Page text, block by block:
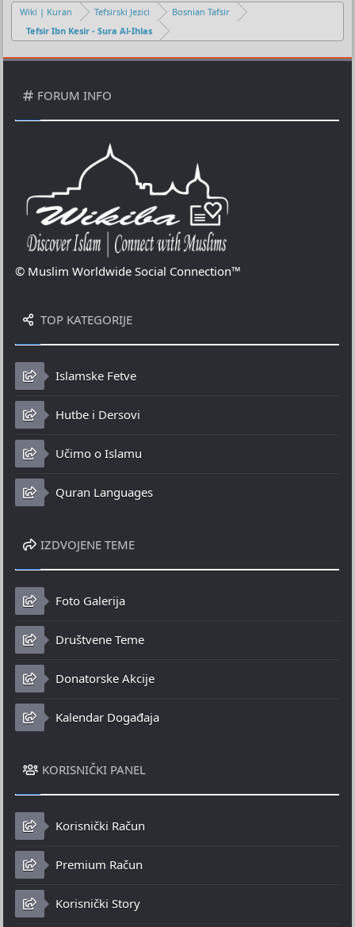
o
Wiki | Kuran Tefsirski Jezici
Bosnian Tafsir
Tefsir Ibn Kesir - Sura Al-Ihlas
FORUM INFO
© Muslim Worldwide Social Connection™
TOP KATEGORIJE
Islamske Fetve
Hutbe i Dersovi
Učimo o Islamu
Quran Languages
IZDVOJENE TEME
Foto Galerija
Društvene Teme
Donatorske Akcije
Kalendar Događaja
KORISNIČKI PANEL
Korisnički Račun
Premium Račun
Korisnički Story